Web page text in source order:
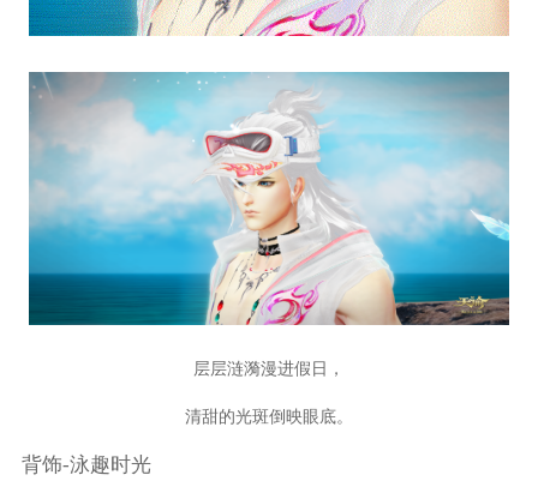
层层涟漪漫进假日，
清甜的光斑倒映眼底。
背饰-泳趣时光